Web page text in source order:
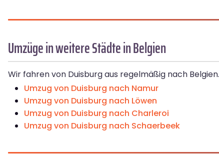
Umzüge in weitere Städte in Belgien
Wir fahren von Duisburg aus regelmäßig nach
Umzug von Duisburg nach Namur
Umzug von Duisburg nach Löwen
Umzug von Duisburg nach Charleroi
Umzug von Duisburg nach Schaerbeek